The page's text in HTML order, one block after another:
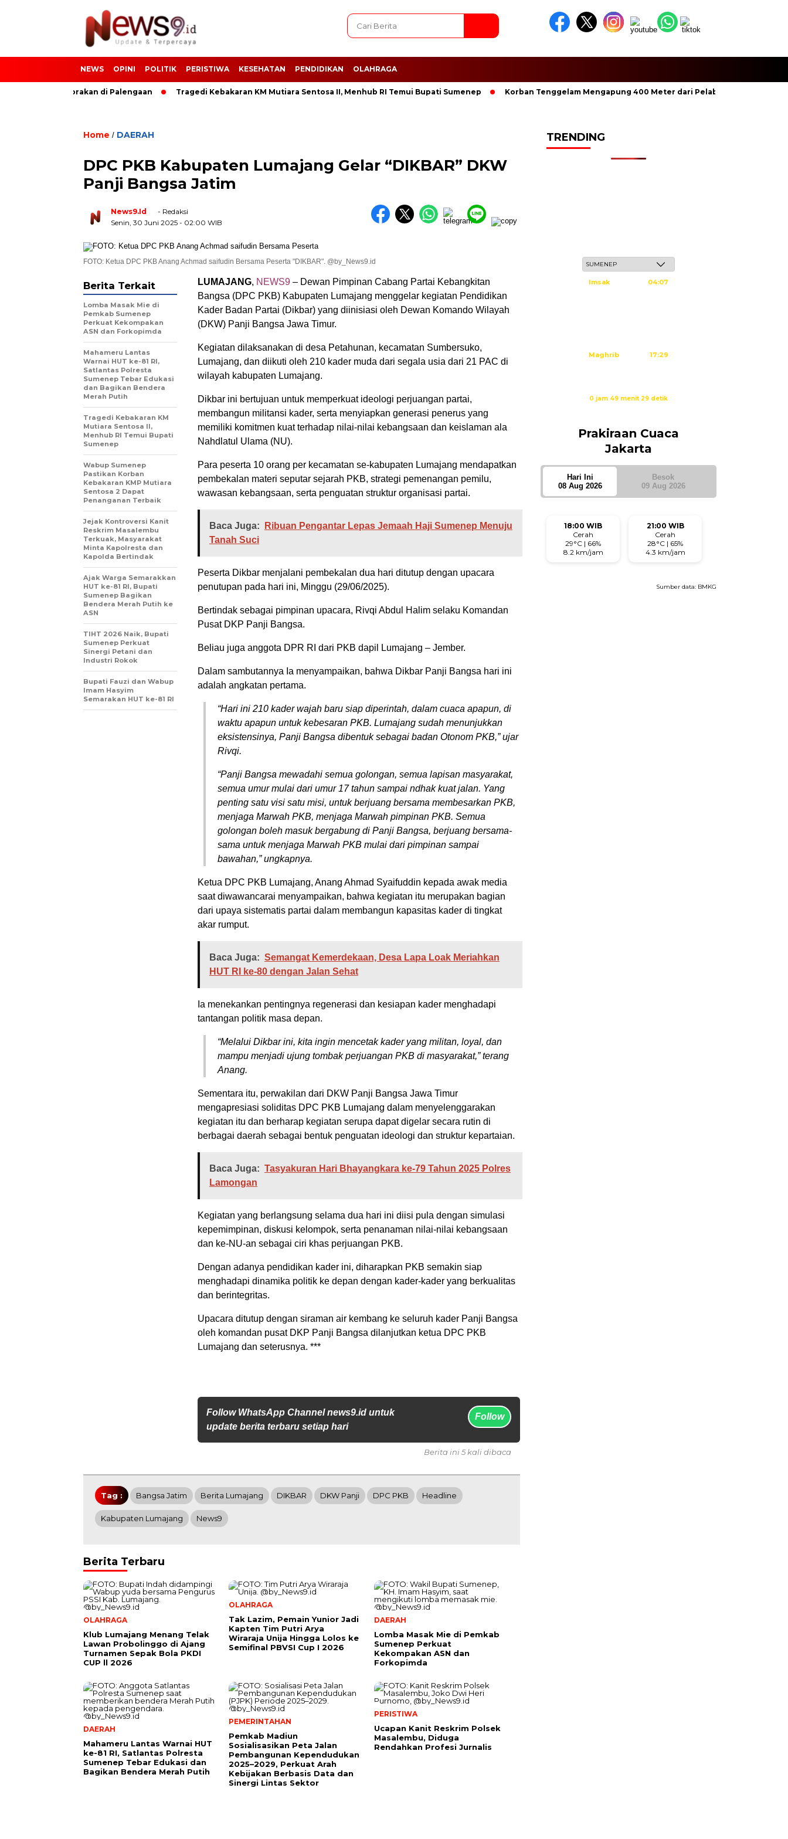
NEWS OPINI POLITIK PERISTIWA KESEHATAN PENDIDIKAN OLAHRAGA
Usai Tabrakan di Palengaan Tragedi Kebakaran KM Mutiara Sentosa II, Menhub RI Temui Bupati Sumenep Korban Tenggelam Mengapung 400 Meter dari Pelabuhan Aenganyar
Home / DAERAH
DPC PKB Kabupaten Lumajang Gelar “DIKBAR” DKW
Panji Bangsa Jatim
News9.id
- Redaksi
Senin, 30 Juni 2025 - 02:00 WIB
FOTO: Ketua DPC PKB Anang Achmad saifudin Bersama Peserta "DIKBAR". @by_News9.id
LUMAJANG, NEWS9 – Dewan Pimpinan Cabang Partai Kebangkitan
Bangsa (DPC PKB) Kabupaten Lumajang menggelar kegiatan Pendidikan
Kader Badan Partai (Dikbar) yang diinisiasi oleh Dewan Komando Wilayah
(DKW) Panji Bangsa Jawa Timur.
Kegiatan dilaksanakan di desa Petahunan, kecamatan Sumbersuko,
Lumajang, dan diikuti oleh 210 kader muda dari segala usia dari 21 PAC di
wilayah kabupaten Lumajang.
Dikbar ini bertujuan untuk memperkuat ideologi perjuangan partai,
membangun militansi kader, serta menyiapkan generasi penerus yang
memiliki komitmen kuat terhadap nilai-nilai kebangsaan dan keislaman ala
Nahdlatul Ulama (NU).
Para peserta 10 orang per kecamatan se-kabupaten Lumajang mendapatkan
pembekalan materi seputar sejarah PKB, strategi pemenangan pemilu,
wawasan kebangsaan, serta penguatan struktur organisasi partai.
Baca Juga:
Ribuan Pengantar Lepas Jemaah Haji Sumenep Menuju
Tanah Suci
Peserta Dikbar menjalani pembekalan dua hari ditutup dengan upacara
penutupan pada hari ini, Minggu (29/06/2025).
Bertindak sebagai pimpinan upacara, Rivqi Abdul Halim selaku Komandan
Pusat DKP Panji Bangsa.
Beliau juga anggota DPR RI dari PKB dapil Lumajang – Jember.
Dalam sambutannya Ia menyampaikan, bahwa Dikbar Panji Bangsa hari ini
adalah angkatan pertama.
“Hari ini 210 kader wajah baru siap diperintah, dalam cuaca apapun, di
waktu apapun untuk kebesaran PKB. Lumajang sudah menunjukkan
eksistensinya, Panji Bangsa dibentuk sebagai badan Otonom PKB,” ujar
Rivqi.
“Panji Bangsa mewadahi semua golongan, semua lapisan masyarakat,
semua umur mulai dari umur 17 tahun sampai ndhak kuat jalan. Yang
penting satu visi satu misi, untuk berjuang bersama membesarkan PKB,
menjaga Marwah PKB, menjaga Marwah pimpinan PKB. Semua
golongan boleh masuk bergabung di Panji Bangsa, berjuang bersama-
sama untuk menjaga Marwah PKB mulai dari pimpinan sampai
bawahan,” ungkapnya.
Ketua DPC PKB Lumajang, Anang Ahmad Syaifuddin kepada awak media
saat diwawancarai menyampaikan, bahwa kegiatan itu merupakan bagian
dari upaya sistematis partai dalam membangun kapasitas kader di tingkat
akar rumput.
Baca Juga: Semangat Kemerdekaan, Desa Lapa Loak Meriahkan
HUT RI ke-80 dengan Jalan Sehat
Ia menekankan pentingnya regenerasi dan kesiapan kader menghadapi
tantangan politik masa depan.
“Melalui Dikbar ini, kita ingin mencetak kader yang militan, loyal, dan
mampu menjadi ujung tombak perjuangan PKB di masyarakat,” terang
Anang.
Sementara itu, perwakilan dari DKW Panji Bangsa Jawa Timur
mengapresiasi soliditas DPC PKB Lumajang dalam menyelenggarakan
kegiatan itu dan berharap kegiatan serupa dapat digelar secara rutin di
berbagai daerah sebagai bentuk penguatan ideologi dan struktur kepartaian.
Baca Juga: Tasyakuran Hari Bhayangkara ke-79 Tahun 2025 Polres
Lamongan
Kegiatan yang berlangsung selama dua hari ini diisi pula dengan simulasi
kepemimpinan, diskusi kelompok, serta penanaman nilai-nilai kebangsaan
dan ke-NU-an sebagai ciri khas perjuangan PKB.
Dengan adanya pendidikan kader ini, diharapkan PKB semakin siap
menghadapi dinamika politik ke depan dengan kader-kader yang berkualitas
dan berintegritas.
Upacara ditutup dengan siraman air kembang ke seluruh kader Panji Bangsa
oleh komandan pusat DKP Panji Bangsa dilanjutkan ketua DPC PKB
Lumajang dan seterusnya. ***
Follow WhatsApp Channel news9.id untuk
update berita terbaru setiap hari
Follow
Berita Terkait
Lomba Masak Mie di
Pemkab Sumenep
Perkuat Kekompakan
ASN dan Forkopimda
Mahameru Lantas
Warnai HUT ke-81 RI,
Satlantas Polresta
Sumenep Tebar Edukasi
dan Bagikan Bendera
Merah Putih
Tragedi Kebakaran KM
Mutiara Sentosa II,
Menhub RI Temui Bupati
Sumenep
Wabup Sumenep
Pastikan Korban
Kebakaran KMP Mutiara
Sentosa 2 Dapat
Penanganan Terbaik
Jejak Kontroversi Kanit
Reskrim Masalembu
Terkuak, Masyarakat
Minta Kapolresta dan
Kapolda Bertindak
Ajak Warga Semarakkan
HUT ke-81 RI, Bupati
Sumenep Bagikan
Bendera Merah Putih ke
ASN
TIHT 2026 Naik, Bupati
Sumenep Perkuat
Sinergi Petani dan
Industri Rokok
Bupati Fauzi dan Wabup
Imam Hasyim
Semarakan HUT ke-81 RI
Berita ini 5 kali dibaca
Tag : Bangsa Jatim Berita Lumajang DIKBAR DKW Panji DPC PKB Headline
Kabupaten Lumajang News9
Berita Terbaru
OLAHRAGA
Klub Lumajang Menang Telak
Lawan Probolinggo di Ajang
Turnamen Sepak Bola PKDI
CUP ll 2026
OLAHRAGA
Tak Lazim, Pemain Yunior Jadi
Kapten Tim Putri Arya
Wiraraja Unija Hingga Lolos ke
Semifinal PBVSI Cup I 2026
DAERAH
Lomba Masak Mie di Pemkab
Sumenep Perkuat
Kekompakan ASN dan
Forkopimda
DAERAH
Mahameru Lantas Warnai HUT
ke-81 RI, Satlantas Polresta
Sumenep Tebar Edukasi dan
Bagikan Bendera Merah Putih
PEMERINTAHAN
Pemkab Madiun
Sosialisasikan Peta Jalan
Pembangunan Kependudukan
2025–2029, Perkuat Arah
Kebijakan Berbasis Data dan
Sinergi Lintas Sektor
PERISTIWA
Ucapan Kanit Reskrim Polsek
Masalembu, Diduga
Rendahkan Profesi Jurnalis
TRENDING
Imsak 04:07
Maghrib 17:29
0 jam 49 menit 29 detik
Prakiraan Cuaca
Jakarta
Hari Ini
08 Aug 2026
Besok
09 Aug 2026
18:00 WIB
Cerah
29°C | 66%
8.2 km/jam
21:00 WIB
Cerah
28°C | 65%
4.3 km/jam
Sumber data: BMKG